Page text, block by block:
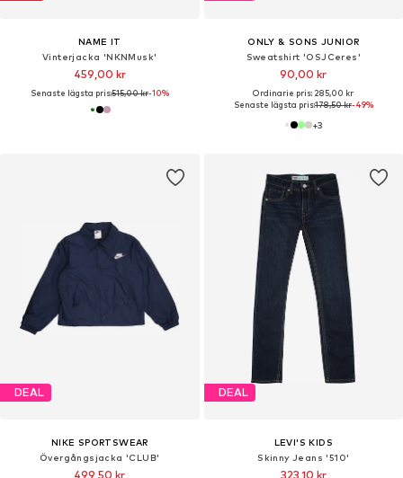
NAME IT
Vinterjacka 'NKNMusk'
459,00 kr
Senaste lägsta pris:515,00 kr-10%
ONLY & SONS JUNIOR
Sweatshirt 'OSJCeres'
90,00 kr
Ordinarie pris: 285,00 kr
Senaste lägsta pris:178,50 kr-49%
+3
DEAL
NIKE SPORTSWEAR
Övergångsjacka 'CLUB'
499,50 kr
DEAL
LEVI'S KIDS
Skinny Jeans '510'
323,10 kr